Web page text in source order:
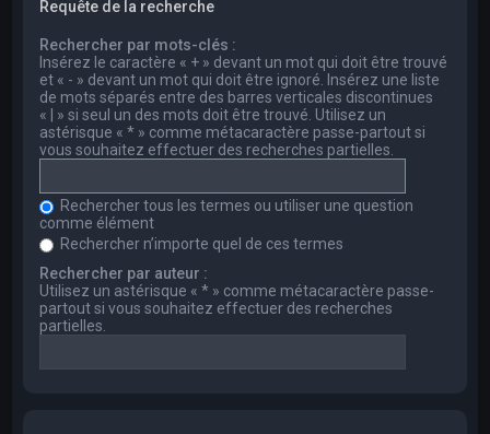
Requête de la recherche
Rechercher par mots-clés :
Insérez le caractère « + » devant un mot qui doit être trouvé
et « - » devant un mot qui doit être ignoré. Insérez une liste
de mots séparés entre des barres verticales discontinues
« | » si seul un des mots doit être trouvé. Utilisez un
astérisque « * » comme métacaractère passe-partout si
vous souhaitez effectuer des recherches partielles.
Rechercher tous les termes ou utiliser une question
comme élément
Rechercher n’importe quel de ces termes
Rechercher par auteur :
Utilisez un astérisque « * » comme métacaractère passe-
partout si vous souhaitez effectuer des recherches
partielles.